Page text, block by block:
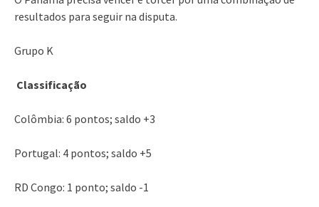
resultados para seguir na disputa.
Grupo K
Classificação
Colômbia: 6 pontos; saldo +3
Portugal: 4 pontos; saldo +5
RD Congo: 1 ponto; saldo -1